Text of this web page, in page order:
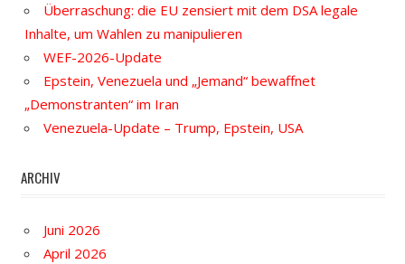
Überraschung: die EU zensiert mit dem DSA legale
Inhalte, um Wahlen zu manipulieren
WEF-2026-Update
Epstein, Venezuela und „Jemand“ bewaffnet
„Demonstranten“ im Iran
Venezuela-Update – Trump, Epstein, USA
ARCHIV
Juni 2026
April 2026